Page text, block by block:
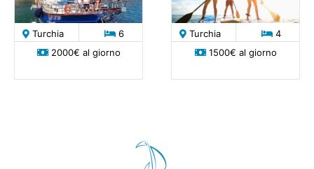
Turchia
6
2000€ al giorno
Turchia
4
1500€ al giorno